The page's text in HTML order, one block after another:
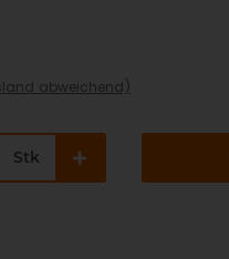
abweichend)
Stk